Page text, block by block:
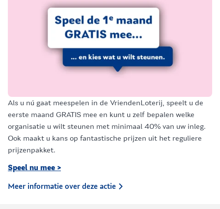
Als u nú gaat meespelen in de VriendenLoterij, speelt u de
eerste maand GRATIS mee en kunt u zelf bepalen welke
organisatie u wilt steunen met minimaal 40% van uw inleg.
Ook maakt u kans op fantastische prijzen uit het reguliere
prijzenpakket.
Speel nu mee >
Meer informatie over deze actie